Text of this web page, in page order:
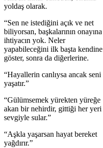
yoldaş olarak.
“Sen ne istediğini açık ve net
biliyorsan, başkalarının onayına
ihtiyacın yok. Neler
yapabileceğini ilk başta kendine
göster, sonra da diğerlerine.
“Hayallerin canlıysa ancak seni
yaşatır.”
“Gülümsemek yürekten yüreğe
akan bir nehirdir, gittiği her yeri
sevgiyle sular.”
“Aşkla yaşarsan hayat bereket
yağdırır.”